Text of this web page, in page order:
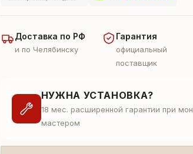
Доставка по РФ
и по Челябинску
Гарантия
официальный
поставщик
НУЖНА УСТАНОВКА?
18 мес. расширенной гарантии при
мастером